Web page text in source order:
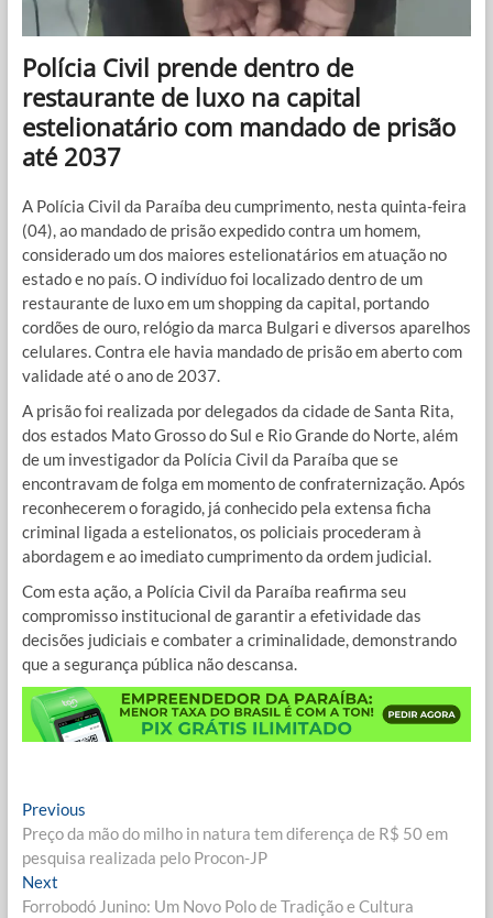
Polícia Civil prende dentro de
restaurante de luxo na capital
estelionatário com mandado de prisão
até 2037
A Polícia Civil da Paraíba deu cumprimento, nesta quinta-feira
(04), ao mandado de prisão expedido contra um homem,
considerado um dos maiores estelionatários em atuação no
estado e no país. O indivíduo foi localizado dentro de um
restaurante de luxo em um shopping da capital, portando
cordões de ouro, relógio da marca Bulgari e diversos aparelhos
celulares. Contra ele havia mandado de prisão em aberto com
validade até o ano de 2037.
A prisão foi realizada por delegados da cidade de Santa Rita,
dos estados Mato Grosso do Sul e Rio Grande do Norte, além
de um investigador da Polícia Civil da Paraíba que se
encontravam de folga em momento de confraternização. Após
reconhecerem o foragido, já conhecido pela extensa ficha
criminal ligada a estelionatos, os policiais procederam à
abordagem e ao imediato cumprimento da ordem judicial.
Com esta ação, a Polícia Civil da Paraíba reafirma seu
compromisso institucional de garantir a efetividade das
decisões judiciais e combater a criminalidade, demonstrando
que a segurança pública não descansa.
Navegação
de
Post
PreviousPrevious
post:
Preço da mão do milho in natura tem diferença de R$ 50 em
pesquisa realizada pelo Procon-JP
NextNext
post:
Forrobodó Junino: Um Novo Polo de Tradição e Cultura